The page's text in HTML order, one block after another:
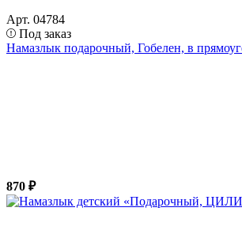
Арт. 04784
Под заказ
Намазлык подарочный, Гобелен, в
870 ₽